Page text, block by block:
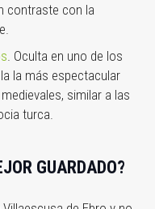
contraste con la
. Oculta en uno de los
la más espectacular
similar a las
turca.
GUARDADO?